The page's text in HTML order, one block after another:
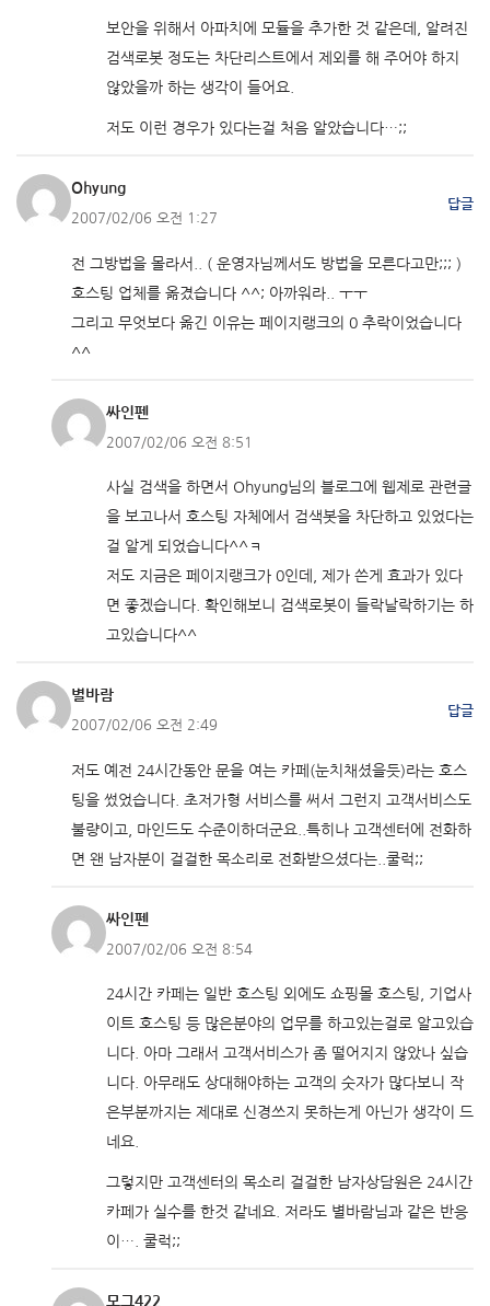
보안을 위해서 아파치에 모듈을 추가한 것 같은데, 알려진
검색로봇 정도는 차단리스트에서 제외를 해 주어야 하지
않았을까 하는 생각이 들어요.
저도 이런 경우가 있다는걸 처음 알았습니다…;;
Ohyung
2007/02/06 오전 1:27
답글
전 그방법을 몰라서.. ( 운영자님께서도 방법을 모른다고만;;; )
호스팅 업체를 옮겼습니다 ^^; 아까워라.. ㅜㅜ
그리고 무엇보다 옮긴 이유는 페이지랭크의 0 추락이었습니다
^^
싸인펜
2007/02/06 오전 8:51
사실 검색을 하면서 Ohyung님의 블로그에 웹제로 관련글
을 보고나서 호스팅 자체에서 검색봇을 차단하고 있었다는
걸 알게 되었습니다^^ㅋ
저도 지금은 페이지랭크가 0인데, 제가 쓴게 효과가 있다
면 좋겠습니다. 확인해보니 검색로봇이 들락날락하기는 하
고있습니다^^
별바람
2007/02/06 오전 2:49
답글
저도 예전 24시간동안 문을 여는 카페(눈치채셨을듯)라는 호스
팅을 썼었습니다. 초저가형 서비스를 써서 그런지 고객서비스도
불량이고, 마인드도 수준이하더군요..특히나 고객센터에 전화하
면 왠 남자분이 걸걸한 목소리로 전화받으셨다는..쿨럭;;
싸인펜
2007/02/06 오전 8:54
24시간 카페는 일반 호스팅 외에도 쇼핑몰 호스팅, 기업사
이트 호스팅 등 많은분야의 업무를 하고있는걸로 알고있습
니다. 아마 그래서 고객서비스가 좀 떨어지지 않았나 싶습
니다. 아무래도 상대해야하는 고객의 숫자가 많다보니 작
은부분까지는 제대로 신경쓰지 못하는게 아닌가 생각이 드
네요.
그렇지만 고객센터의 목소리 걸걸한 남자상담원은 24시간
카페가 실수를 한것 같네요. 저라도 별바람님과 같은 반응
이…. 쿨럭;;
모그422